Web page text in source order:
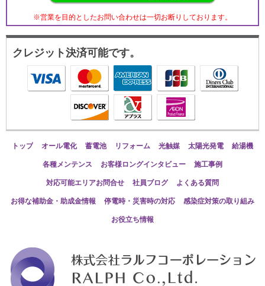
※営業を目的としたお問い合わせは一切お断りしております。
クレジット決済可能です。
トップ オール電化 蓄電池 リフォーム 光触媒 太陽光発電 給湯機
各種メンテンス お客様ロングインタビュー 施工事例
対応可能エリアお問合せ 社員ブログ よくある質問
お得な補助金・助成金情報 停電時・災害時の対応 感染症対策の取り組み
お役立ち情報